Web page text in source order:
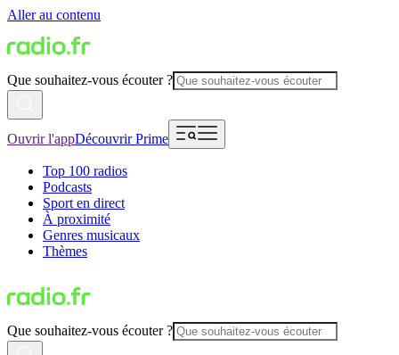
Aller au contenu
Que souhaitez-vous écouter ?
Ouvrir l'appDécouvrir Prime
Top 100 radios
Podcasts
Sport en direct
À proximité
Genres musicaux
Thèmes
Que souhaitez-vous écouter ?